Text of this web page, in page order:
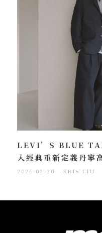
LEVI’S BLUE TAB
入經典重新定義丹
2026-02-20 KRIS LIU